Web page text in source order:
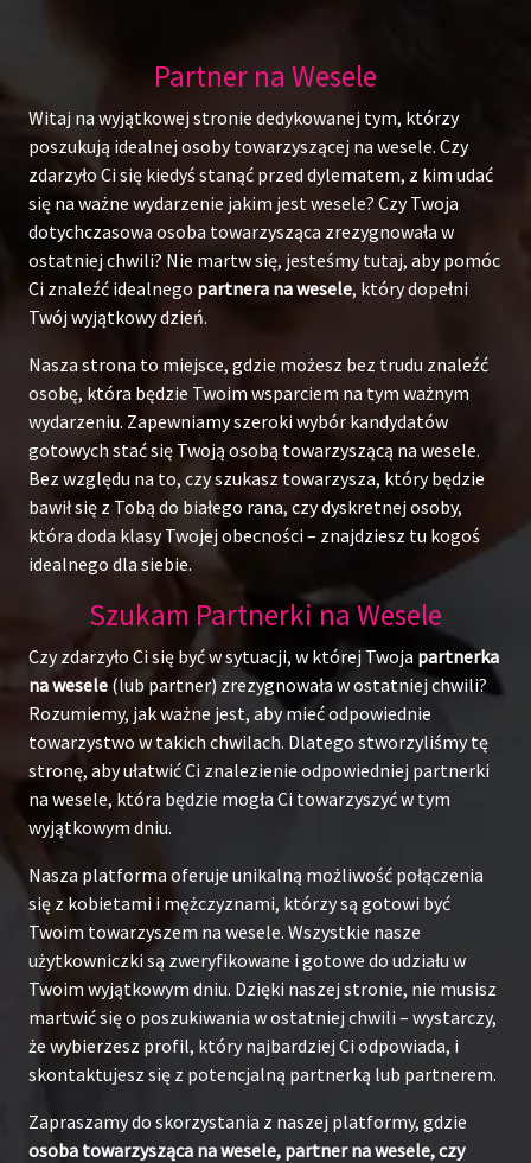
Partner na Wesele
Witaj na wyjątkowej stronie dedykowanej tym, którzy
poszukują idealnej osoby towarzyszącej na wesele. Czy
zdarzyło Ci się kiedyś stanąć przed dylematem, z kim udać
się na ważne wydarzenie jakim jest wesele? Czy Twoja
dotychczasowa osoba towarzysząca zrezygnowała w
ostatniej chwili? Nie martw się, jesteśmy tutaj, aby pomóc
Ci znaleźć idealnego partnera na wesele, który dopełni
Twój wyjątkowy dzień.
Nasza strona to miejsce, gdzie możesz bez trudu znaleźć
osobę, która będzie Twoim wsparciem na tym ważnym
wydarzeniu. Zapewniamy szeroki wybór kandydatów
gotowych stać się Twoją osobą towarzyszącą na wesele.
Bez względu na to, czy szukasz towarzysza, który będzie
bawił się z Tobą do białego rana, czy dyskretnej osoby,
która doda klasy Twojej obecności – znajdziesz tu kogoś
idealnego dla siebie.
Szukam Partnerki na Wesele
Czy zdarzyło Ci się być w sytuacji, w której Twoja partnerka
na wesele (lub partner) zrezygnowała w ostatniej chwili?
Rozumiemy, jak ważne jest, aby mieć odpowiednie
towarzystwo w takich chwilach. Dlatego stworzyliśmy tę
stronę, aby ułatwić Ci znalezienie odpowiedniej partnerki
na wesele, która będzie mogła Ci towarzyszyć w tym
wyjątkowym dniu.
Nasza platforma oferuje unikalną możliwość połączenia
się z kobietami i mężczyznami, którzy są gotowi być
Twoim towarzyszem na wesele. Wszystkie nasze
użytkowniczki są zweryfikowane i gotowe do udziału w
Twoim wyjątkowym dniu. Dzięki naszej stronie, nie musisz
martwić się o poszukiwania w ostatniej chwili – wystarczy,
że wybierzesz profil, który najbardziej Ci odpowiada, i
skontaktujesz się z potencjalną partnerką lub partnerem.
Zapraszamy do skorzystania z naszej platformy, gdzie
osoba towarzysząca na wesele, partner na wesele, czy